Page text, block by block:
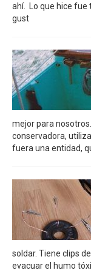
ahí. Lo que hice fue
gust
mejor para
conservadora,
fuera una entidad,
soldar. Tiene clips
evacuar el humo